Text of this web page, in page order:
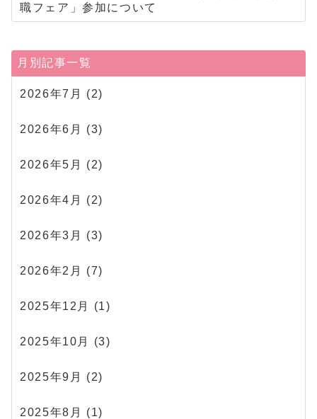
職フェア」参加について
月別記事一覧
2026年7月 (2)
2026年6月 (3)
2026年5月 (2)
2026年4月 (2)
2026年3月 (3)
2026年2月 (7)
2025年12月 (1)
2025年10月 (3)
2025年9月 (2)
2025年8月 (1)